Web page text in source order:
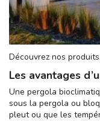
Découvrez nos
Les avantages
Une pergola
sous la pergola ou
pleut ou que les